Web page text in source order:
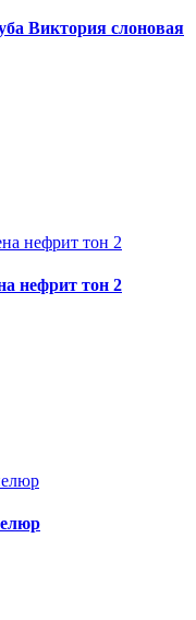
Виктория слоновая
нефрит тон 2